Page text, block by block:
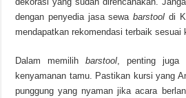
dengan penyedia jasa sewabarstool di
mendapatkan rekomendasi terbaik sesuai
Dalam memilihbarstool , penting juga
kenyamanan tamu. Pastikan kursi yang
punggung yang nyaman jika acara